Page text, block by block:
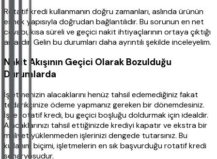
Rotatif kredi kullanmanın doğru zamanları, aslında ürünün
esnek yapısıyla doğrudan bağlantılıdır. Bu sorunun en net
cevabı, kısa süreli ve geçici nakit ihtiyaçlarının ortaya çıktığı
anlardır. Gelin bu durumları daha ayrıntılı şekilde inceleyelim.
Nakit Akışının Geçici Olarak Bozulduğu
Durumlarda
İşletmenizin alacaklarını henüz tahsil edemediğiniz fakat
tedarikçinize ödeme yapmanız gereken bir dönemdesiniz.
İşte rotatif kredi, bu geçici boşluğu doldurmak için idealdir.
Alacaklarınızı tahsil ettiğinizde krediyi kapatır ve ekstra bir
maliyet yüklenmeden işlerinizi dengede tutarsınız. Bu
kullanım biçimi, işletmelerin en sık başvurduğu rotatif kredi
senaryosudur.